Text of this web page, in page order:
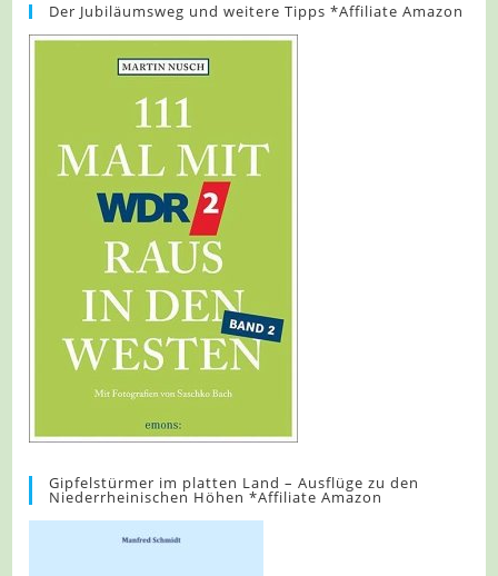
Der Jubiläumsweg und weitere Tipps *Affiliate Amazon
Gipfelstürmer im platten Land – Ausflüge zu den
Niederrheinischen Höhen *Affiliate Amazon